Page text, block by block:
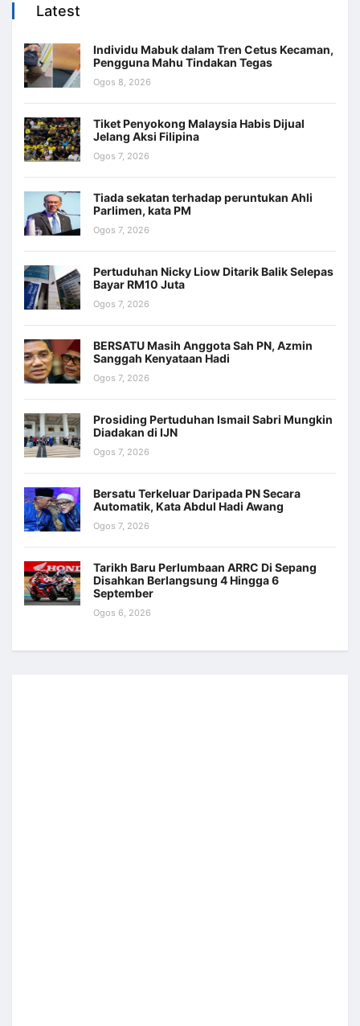
Latest
Individu Mabuk dalam Tren Cetus Kecaman,
Pengguna Mahu Tindakan Tegas
Ogos 8, 2026
Tiket Penyokong Malaysia Habis Dijual
Jelang Aksi Filipina
Ogos 7, 2026
Tiada sekatan terhadap peruntukan Ahli
Parlimen, kata PM
Ogos 7, 2026
Pertuduhan Nicky Liow Ditarik Balik Selepas
Bayar RM10 Juta
Ogos 7, 2026
BERSATU Masih Anggota Sah PN, Azmin
Sanggah Kenyataan Hadi
Ogos 7, 2026
Prosiding Pertuduhan Ismail Sabri Mungkin
Diadakan di IJN
Ogos 7, 2026
Bersatu Terkeluar Daripada PN Secara
Automatik, Kata Abdul Hadi Awang
Ogos 7, 2026
Tarikh Baru Perlumbaan ARRC Di Sepang
Disahkan Berlangsung 4 Hingga 6
September
Ogos 6, 2026